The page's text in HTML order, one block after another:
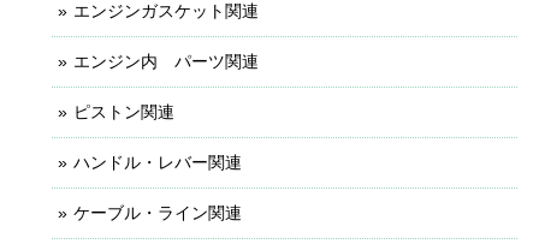
エンジンガスケット関連
エンジン内 パーツ関連
ピストン関連
ハンドル・レバー関連
ケーブル・ライン関連